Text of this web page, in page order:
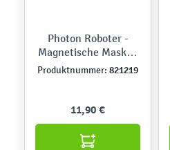
Photon Roboter -
Magnetische Masken
- Tiere und
Produktnummer: 821219
11,90 €